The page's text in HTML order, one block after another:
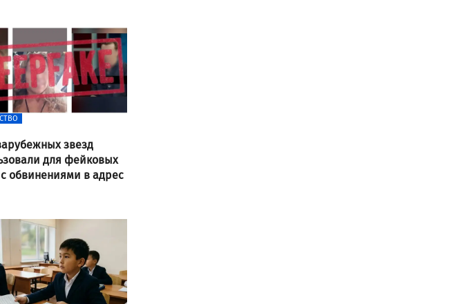
звезд
для фейковых
обвинениями в адрес